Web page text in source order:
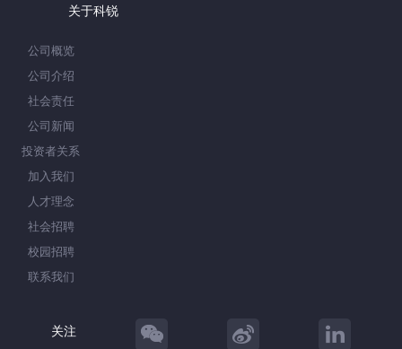
关于科锐
公司概览
公司介绍
社会责任
公司新闻
投资者关系
加入我们
人才理念
社会招聘
校园招聘
联系我们
关注